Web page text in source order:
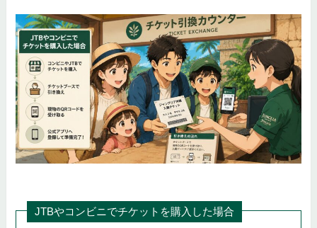
JTBやコンビニでチケットを購入した場合